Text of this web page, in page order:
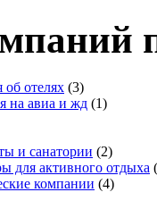
отелях (3)
на авиа и жд (1)
и санатории (2)
для активного отдыха
компании (4)